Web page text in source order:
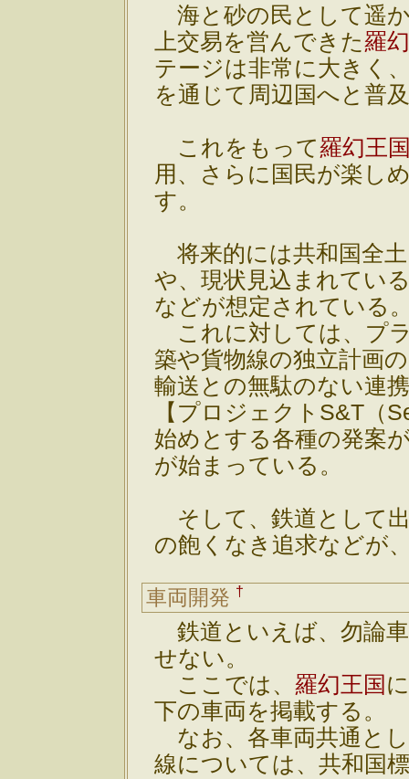
海と砂の民として遥
上交易を営んできた羅
テージは非常に大きく
を通じて周辺国へと普
これをもって羅幻王
用、さらに国民が楽し
す。
将来的には共和国全
や、現状見込まれてい
などが想定されている
これに対しては、プ
築や貨物線の独立計画
輸送との無駄のない連
【プロジェクトS&T（
始めとする各種の発案
が始まっている。
そして、鉄道として
の飽くなき追求などが
車両開発 †
鉄道といえば、勿論
せない。
ここでは、羅幻王国
下の車両を掲載する。
なお、各車両共通と
線については、共和国